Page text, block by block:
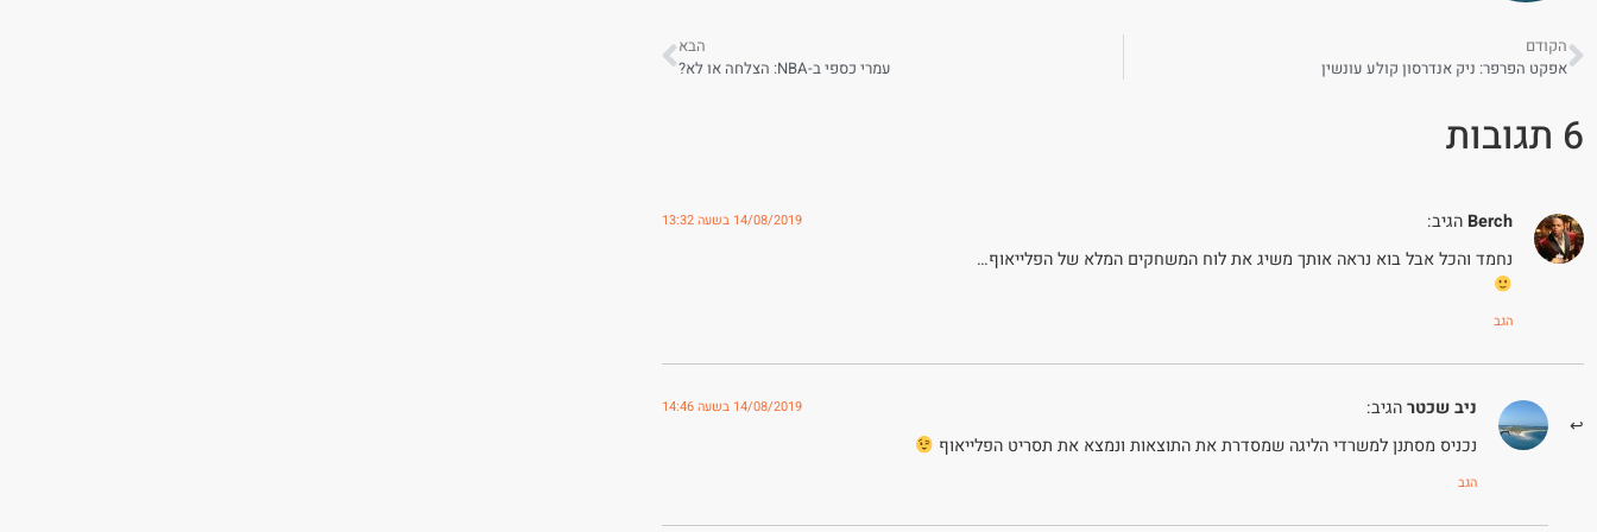
הקודם
אפקט הפרפר: ניק אנדרסון קולע עונשין
הבא
עמרי כספי ב-NBA: הצלחה או לא?
6 תגובות
Berch הגיב: 14/08/2019 בשעה 13:32
נחמד והכל אבל בוא נראה אותך משיג את לוח המשחקים המלא של הפלייאוף…
הגב
ניב שכטרהגיב: 14/08/2019 בשעה 14:46
נכניס מסתנן למשרדי הליגה שמסדרת את התוצאות ונמצא את תסריט הפלייאוף
הגב